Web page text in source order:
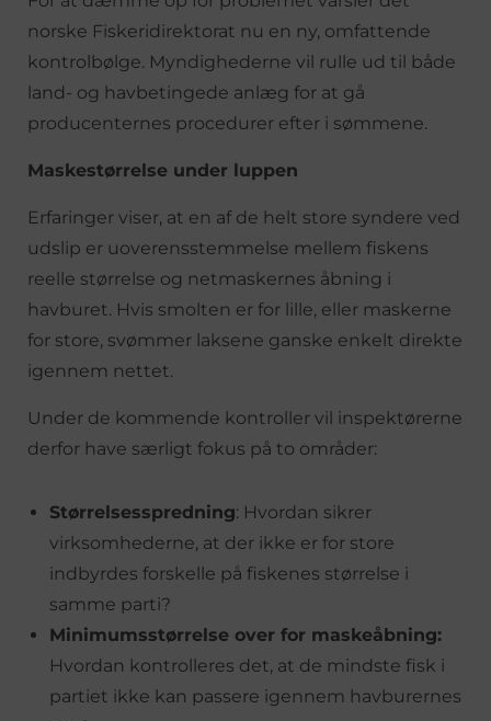
norske Fiskeridirektorat nu en ny, omfattende
kontrolbølge. Myndighederne vil rulle ud til både
land- og havbetingede anlæg for at gå
producenternes procedurer efter i sømmene.
Maskestørrelse under luppen
Erfaringer viser, at en af de helt store syndere ved
udslip er uoverensstemmelse mellem fiskens
reelle størrelse og netmaskernes åbning i
havburet. Hvis smolten er for lille, eller maskerne
for store, svømmer laksene ganske enkelt direkte
igennem nettet.
Under de kommende kontroller vil inspektørerne
derfor have særligt fokus på to områder:
Størrelsesspredning: Hvordan sikrer
virksomhederne, at der ikke er for store
indbyrdes forskelle på fiskenes størrelse i
samme parti?
Minimumsstørrelse over for maskeåbning:
Hvordan kontrolleres det, at de mindste fisk i
partiet ikke kan passere igennem havburernes